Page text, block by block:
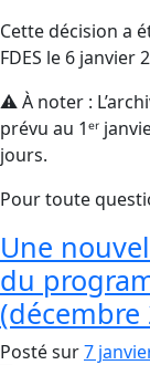
Cette décision a
FDES le 6 janvier
⚠️ À noter :
prévu au 1ᵉʳ
jours.
Pour toute
Une
du
(décembre
Posté sur7